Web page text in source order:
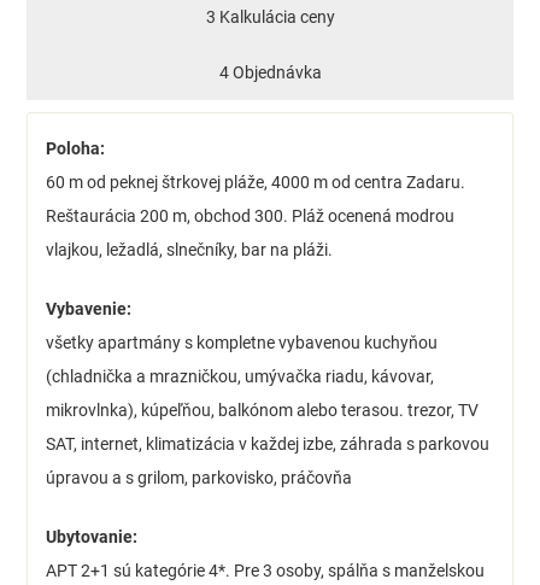
3 Kalkulácia ceny
4 Objednávka
Poloha:
60 m od peknej štrkovej pláže, 4000 m od centra Zadaru.
Reštaurácia 200 m, obchod 300. Pláž ocenená modrou
vlajkou, ležadlá, slnečníky, bar na pláži.
Vybavenie:
všetky apartmány s kompletne vybavenou kuchyňou
(chladnička a mrazničkou, umývačka riadu, kávovar,
mikrovlnka), kúpeľňou, balkónom alebo terasou. trezor, TV
SAT, internet, klimatizácia v každej izbe, záhrada s parkovou
úpravou a s grilom, parkovisko, práčovňa
Ubytovanie:
APT 2+1 sú kategórie 4*. Pre 3 osoby, spálňa s manželskou